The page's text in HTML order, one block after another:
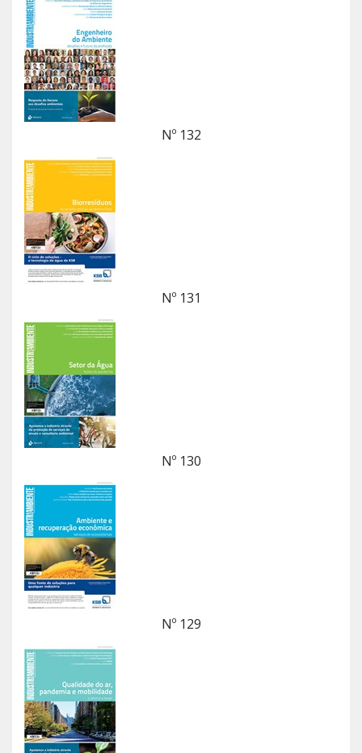
Nº 132
Nº 131
Nº 130
Nº 129